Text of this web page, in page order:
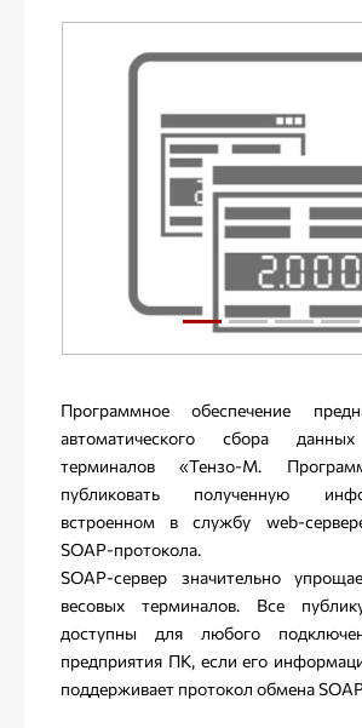
Программное обеспечение
автоматического сбора
терминалов «Тензо-М.
публиковать полученную
встроенном в службу web-
SOAP-протокола.
SOAP-сервер значительно
весовых терминалов. Все
доступны для любого
предприятия ПК, если его
поддерживает протокол обмена